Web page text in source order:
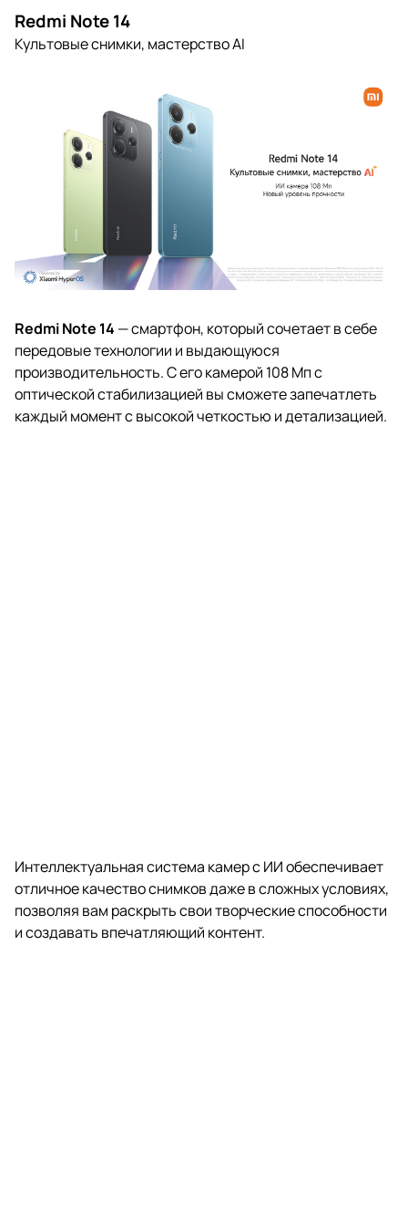
Redmi Note 14
Культовые снимки, мастерство AI
Redmi Note 14 — смартфон, который сочетает в себе
передовые технологии и выдающуюся
производительность. С его камерой 108 Мп с
оптической стабилизацией вы сможете запечатлеть
каждый момент с высокой четкостью и детализацией.
Интеллектуальная система камер с ИИ обеспечивает
отличное качество снимков даже в сложных условиях,
позволяя вам раскрыть свои творческие способности
и создавать впечатляющий контент.